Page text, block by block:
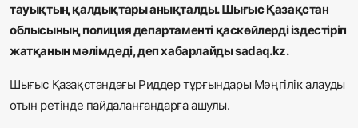
Қазақ тілі
тауықтың қалдықтары анықталды. Шығыс Қазақстан
облысының полиция департаменті қаскөйлерді іздестіріп
жатқанын мәлімдеді, деп хабарлайды sadaq.kz.
Шығыс Қазақстандағы Риддер тұрғындары Мәңгілік алауды
отын ретінде пайдаланғандарға ашулы.